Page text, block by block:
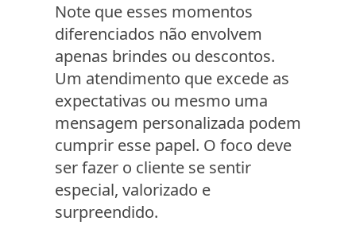
Note que esses momentos
diferenciados não envolvem
apenas brindes ou descontos.
Um atendimento que excede as
expectativas ou mesmo uma
mensagem personalizada podem
cumprir esse papel. O foco deve
ser fazer o cliente se sentir
especial, valorizado e
surpreendido.